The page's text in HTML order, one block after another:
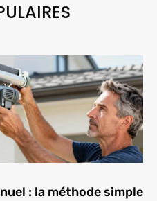
: la méthode simple